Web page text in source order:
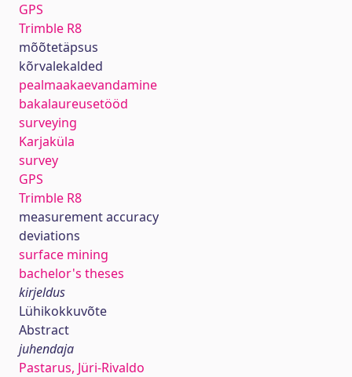
GPS
Trimble R8
mõõtetäpsus
kõrvalekalded
pealmaakaevandamine
bakalaureusetööd
surveying
Karjaküla
survey
GPS
Trimble R8
measurement accuracy
deviations
surface mining
bachelor's theses
kirjeldus
Lühikokkuvõte
Abstract
juhendaja
Pastarus, Jüri-Rivaldo